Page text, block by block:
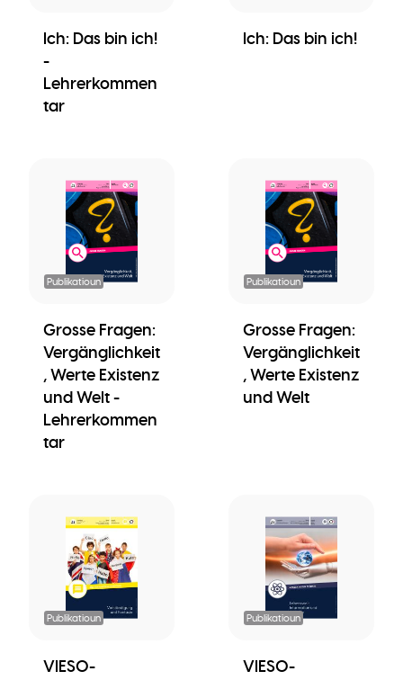
Ich: Das bin ich!
-
Lehrerkommen
tar
Ich: Das bin ich!
Publikatioun
Grosse Fragen:
Vergänglichkeit
, Werte Existenz
und Welt -
Lehrerkommen
tar
Publikatioun
Grosse Fragen:
Vergänglichkeit
, Werte Existenz
und Welt
Publikatioun
VIESO-
Publikatioun
VIESO-